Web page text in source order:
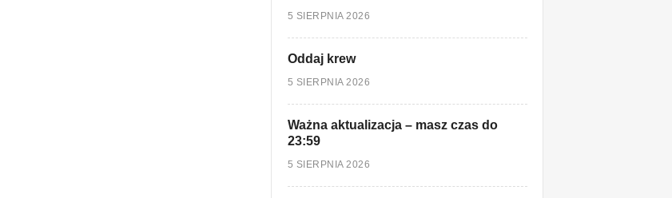
5 SIERPNIA 2026
Oddaj krew
5 SIERPNIA 2026
Ważna aktualizacja – masz czas do
23:59
5 SIERPNIA 2026